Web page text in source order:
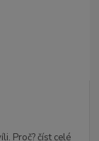
Proč?číst celé